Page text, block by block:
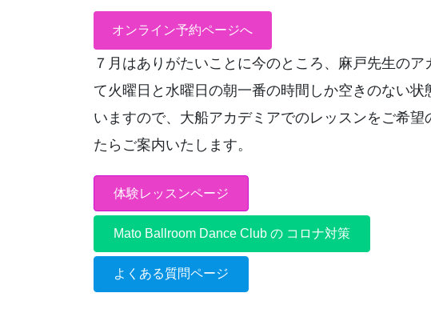
オンライン予約ページへ
７月はありがたいことに今のところ、麻戸先生の
て火曜日と水曜日の朝一番の時間しか空きのない
いますので、大船アカデミアでのレッスンをご希
たらご案内いたします。
体験レッスンページ
Mato Ballroom Dance Club の コロナ対策
よくある質問ページ